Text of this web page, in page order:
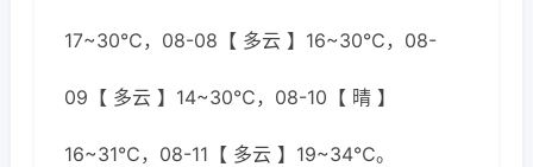
17~30℃，08-08【 多云 】16~30℃，08-
09【 多云 】14~30℃，08-10【 晴 】
16~31℃，08-11【 多云 】19~34℃。